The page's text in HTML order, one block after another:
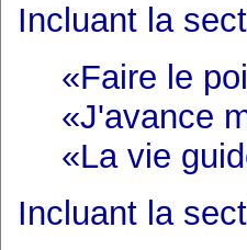
Incluant la
«Faire le
«J'avance
«La vie
Incluant la